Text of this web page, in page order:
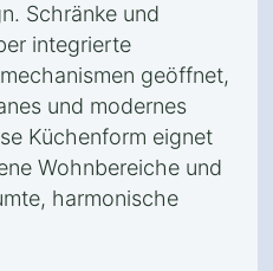
Schränke und
integrierte
geöffnet,
und modernes
Küchenform eignet
Wohnbereiche und
harmonische